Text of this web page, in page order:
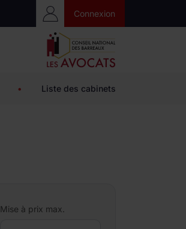
Accès Privé
Connexion
• Liste des cabinets
Mise à prix max.